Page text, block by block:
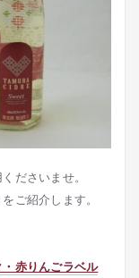
ださいませ。
ご紹介します。
赤りんごラベル